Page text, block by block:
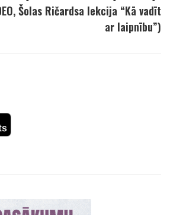
Šolas Ričardsa lekcija “Kā vadīt
ar laipnību”)